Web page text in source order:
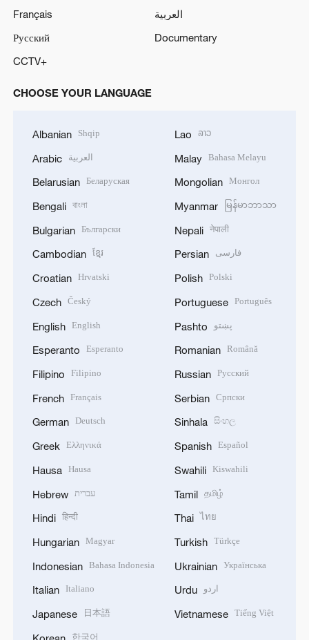
Français
العربية
Русский
Documentary
CCTV+
CHOOSE YOUR LANGUAGE
Albanian Shqip
Arabic العربية
Belarusian Беларуская
Bengali বাংলা
Bulgarian Български
Cambodian ខ្មែរ
Croatian Hrvatski
Czech Český
English English
Esperanto Esperanto
Filipino Filipino
French Français
German Deutsch
Greek Ελληνικά
Hausa Hausa
Hebrew עברית
Hindi हिन्दी
Hungarian Magyar
Indonesian Bahasa Indonesia
Italian Italiano
Japanese 日本語
한국어
Lao ລາວ
Malay Bahasa Melayu
Mongolian Монгол
Myanmar မြန်မာဘာသာ
Nepali नेपाली
Persian فارسی
Polish Polski
Portuguese Português
Pashto پښتو
Romanian Română
Russian Русский
Serbian Српски
Sinhala සිංහල
Spanish Español
Swahili Kiswahili
Tamil தமிழ்
Thai ไทย
Turkish Türkçe
Ukrainian Українська
Urdu اردو
Vietnamese Tiếng Việt